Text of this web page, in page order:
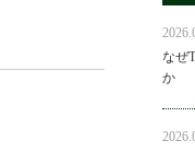
なぜ
か